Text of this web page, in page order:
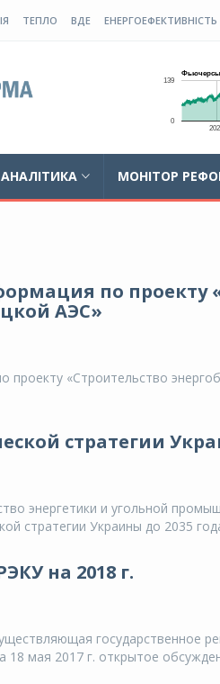
ТЕПЛО ВДЕ ЕНЕРГОЕФЕКТИВНІСТЬ
АНАЛІТИКА МОНІТОР
по проекту
АЭС»
проекту «Строительство
стратегии
энергетики и угольной
стратегии Украины до 2035
на 2018 г.
государственное
18 мая 2017 г. открытое